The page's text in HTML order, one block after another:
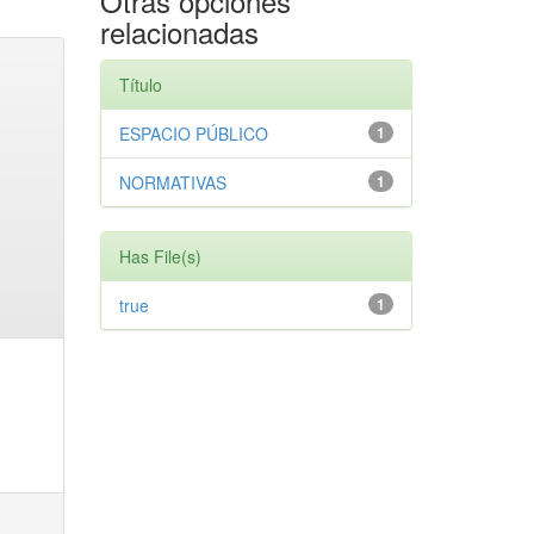
relacionadas
Título
1
ESPACIO PÚBLICO
1
NORMATIVAS
Has File(s)
1
true